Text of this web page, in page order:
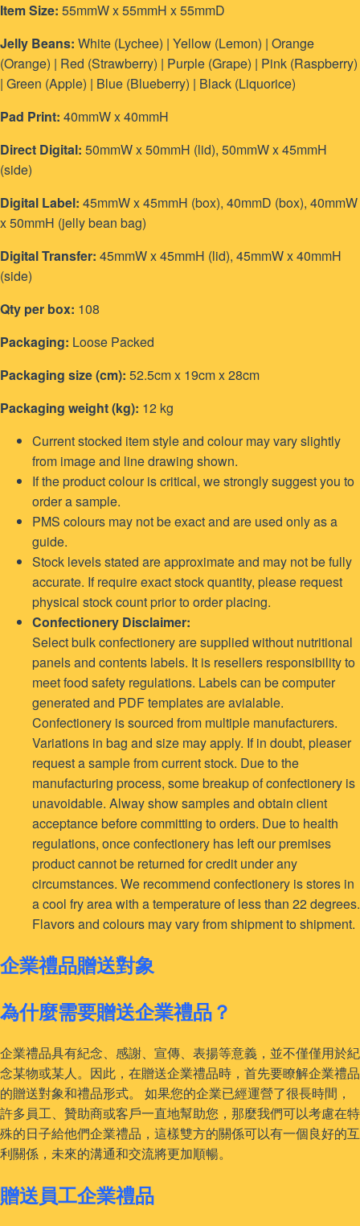
Item Size: 55mmW x 55mmH x 55mmD
Jelly Beans: White (Lychee) | Yellow (Lemon) | Orange
(Orange) | Red (Strawberry) | Purple (Grape) | Pink (Raspberry)
| Green (Apple) | Blue (Blueberry) | Black (Liquorice)
Pad Print: 40mmW x 40mmH
Direct Digital: 50mmW x 50mmH (lid), 50mmW x 45mmH
(side)
Digital Label: 45mmW x 45mmH (box), 40mmD (box), 40mmW
x 50mmH (jelly bean bag)
Digital Transfer: 45mmW x 45mmH (lid), 45mmW x 40mmH
(side)
Qty per box: 108
Packaging: Loose Packed
Packaging size (cm): 52.5cm x 19cm x 28cm
Packaging weight (kg): 12 kg
Current stocked item style and colour may vary slightly
from image and line drawing shown.
If the product colour is critical, we strongly suggest you to
order a sample.
PMS colours may not be exact and are used only as a
guide.
Stock levels stated are approximate and may not be fully
accurate. If require exact stock quantity, please request
physical stock count prior to order placing.
Confectionery Disclaimer:
Select bulk confectionery are supplied without nutritional
panels and contents labels. It is resellers responsibility to
meet food safety regulations. Labels can be computer
generated and PDF templates are avialable.
Confectionery is sourced from multiple manufacturers.
Variations in bag and size may apply. If in doubt, pleaser
request a sample from current stock. Due to the
manufacturing process, some breakup of confectionery is
unavoidable. Alway show samples and obtain client
acceptance before committing to orders. Due to health
regulations, once confectionery has left our premises
product cannot be returned for credit under any
circumstances. We recommend confectionery is stores in
a cool fry area with a temperature of less than 22 degrees.
Flavors and colours may vary from shipment to shipment.
企業禮品贈送對象
為什麼需要贈送企業禮品？
企業禮品具有紀念、感謝、宣傳、表揚等意義，並不僅僅用於紀
念某物或某人。因此，在贈送企業禮品時，首先要瞭解企業禮品
的贈送對象和禮品形式。 如果您的企業已經運營了很長時間，
許多員工、贊助商或客戶一直地幫助您，那麼我們可以考慮在特
殊的日子給他們企業禮品，這樣雙方的關係可以有一個良好的互
利關係，未來的溝通和交流將更加順暢。
贈送員工企業禮品